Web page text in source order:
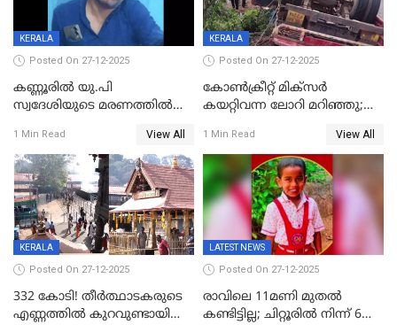
KERALA
Posted On 27-12-2025
കണ്ണൂരിൽ യു.പി
സ്വദേശിയുടെ മരണത്തിൽ
കേസ്; തർക്കമുണ്ടായത്
ഫേഷ്യലിന് 300 രൂപ
ആവശ്യപ്പെട്ടതിനെച്ചൊല്ലി
1 Min Read View All
KERALA
Posted On 27-12-2025
കോണ്‍ക്രീറ്റ് മിക്‌സര്‍
കയറ്റിവന്ന ലോറി മറിഞ്ഞു;
അപകടം കണ്ണൂരിൽ
1 Min Read View All
KERALA
Posted On 27-12-2025
332 കോടി! തീർത്ഥാടകരുടെ
എണ്ണത്തിൽ കുറവുണ്ടായിട്ടും
LATEST NEWS
Posted On 27-12-2025
രാവിലെ 11മണി മുതൽ
കണ്ടിട്ടില്ല; ചിറ്റൂരിൽ നിന്ന് 6